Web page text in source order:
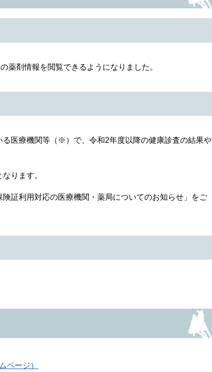
薬剤情報を閲覧できるようになりました。
医療機関等（※）で、令和2年度以降の健康診査の結果や
ります。
証利用対応の医療機関・薬局についてのお知らせ」をご
ページ）